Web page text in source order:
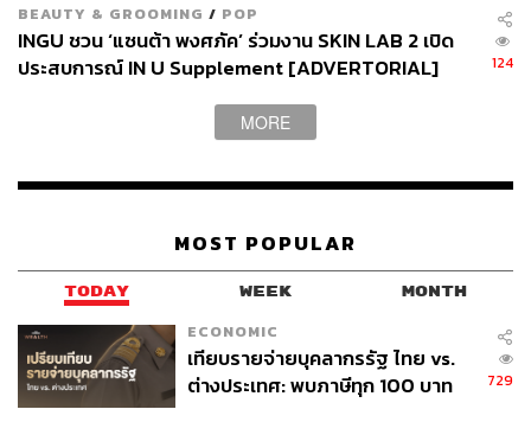
BEAUTY & GROOMING / POP
INGU ชวน ‘แซนต้า พงศภัค’ ร่วมงาน SKIN LAB 2 เปิด
ประสบการณ์ IN U Supplement [ADVERTORIAL]
124
MORE
MOST POPULAR
TODAY WEEK MONTH
ECONOMIC
เทียบรายจ่ายบุคลากรรัฐ ไทย vs.
ต่างประเทศ: พบภาษีทุก 100 บาท
729